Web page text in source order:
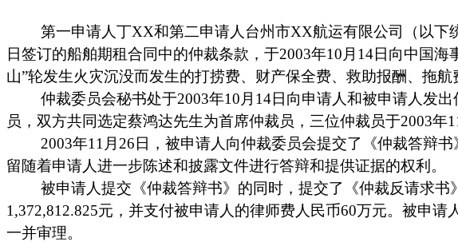
第一申请人丁XX和第二申请人台州市XX航运有限公司（以下
日签订的船舶期租合同中的仲裁条款，于2003年10 月 14日向中国海
山”轮发生火灾沉没而发生的打捞费、财产保全费、救助报酬、拖
仲裁委员会秘书处于2003年10 月 14日向申请人和被申请人发
员，双方共同选定蔡鸿达先生为首席仲裁员，三位仲裁员于2003年
2003年11 月 26日 ，被申请人向仲裁委员会提交了《仲裁答辩
留随着申请人进一步陈述和披露文件进行答辩和提供证据的权利。
被申请人提交《仲裁答辩书》的同时，提交了《仲裁反请求书
1,372,812.825元，并支付被申请人的律师费人民币60万元。被申请
一并审理。